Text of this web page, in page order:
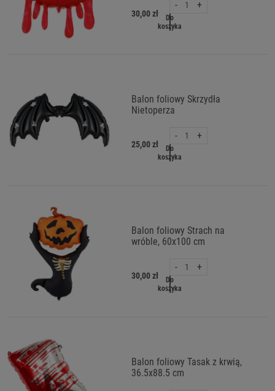
30,00 zł
- +
Do
koszyka
Balon foliowy Skrzydła
Nietoperza
25,00 zł
- +
Do
koszyka
Balon foliowy Strach na
wróble, 60x100 cm
30,00 zł
- +
Do
koszyka
Balon foliowy Tasak z krwią,
36.5x88.5 cm